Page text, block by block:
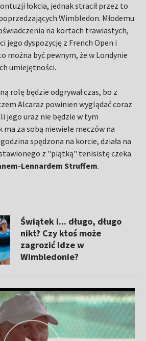
łokcia, jednak stracił przez to
Wimbledon. Młodemu
na kortach trawiastych,
jego dyspozycję z French Open i
można być pewnym, że w Londynie
umiejętności.
rolę będzie odgrywał czas, bo z
Alcaraz powinien wyglądać coraz
jego uraz nie będzie w tym
ma za sobą niewiele meczów na
spędzona na korcie, działa na
z "piątką" tenisistę czeka
Lennardem Struffem.
Świątek i... długo, długo
nikt? Czy ktoś może
zagrozić Idze w
Wimbledonie?